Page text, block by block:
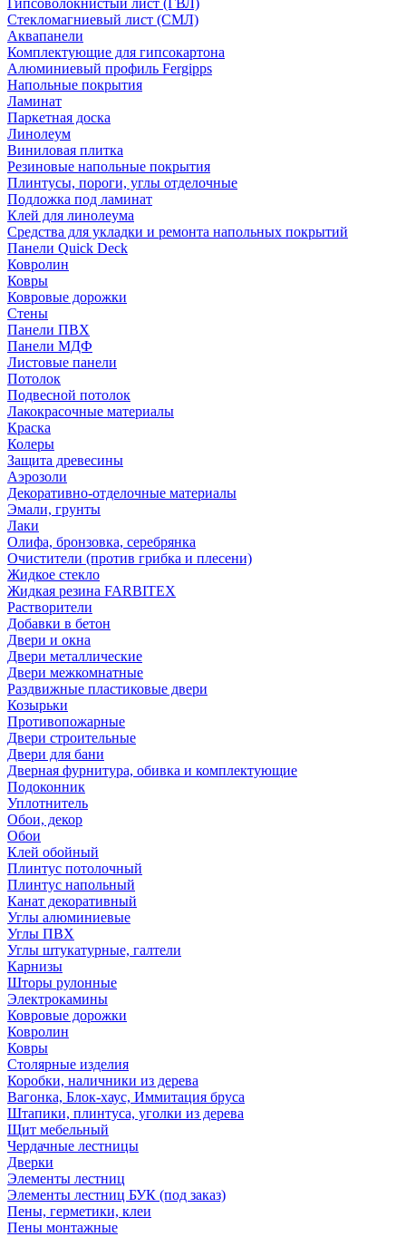
Гипсоволокнистый лист (ГВЛ)
Стекломагниевый лист (СМЛ)
Аквапанели
Комплектующие для гипсокартона
Алюминиевый профиль Fergipps
Напольные покрытия
Ламинат
Паркетная доска
Линолеум
Виниловая плитка
Резиновые напольные покрытия
Плинтусы, пороги, углы отделочные
Подложка под ламинат
Клей для линолеума
Средства для укладки и ремонта напольных покрытий
Панели Quick Deck
Ковролин
Ковры
Ковровые дорожки
Стены
Панели ПВХ
Панели МДФ
Листовые панели
Потолок
Подвесной потолок
Лакокрасочные материалы
Краска
Колеры
Защита древесины
Аэрозоли
Декоративно-отделочные материалы
Эмали, грунты
Лаки
Олифа, бронзовка, серебрянка
Очистители (против грибка и плесени)
Жидкое стекло
Жидкая резина FARBITEX
Растворители
Добавки в бетон
Двери и окна
Двери металлические
Двери межкомнатные
Раздвижные пластиковые двери
Козырьки
Противопожарные
Двери строительные
Двери для бани
Дверная фурнитура, обивка и комплектующие
Подоконник
Уплотнитель
Обои, декор
Обои
Клей обойный
Плинтус потолочный
Плинтус напольный
Канат декоративный
Углы алюминиевые
Углы ПВХ
Углы штукатурные, галтели
Карнизы
Шторы рулонные
Электрокамины
Ковровые дорожки
Ковролин
Ковры
Столярные изделия
Коробки, наличники из дерева
Вагонка, Блок-хаус, Иммитация бруса
Штапики, плинтуса, уголки из дерева
Щит мебельный
Чердачные лестницы
Дверки
Элементы лестниц
Элементы лестниц БУК (под заказ)
Пены, герметики, клеи
Пены монтажные